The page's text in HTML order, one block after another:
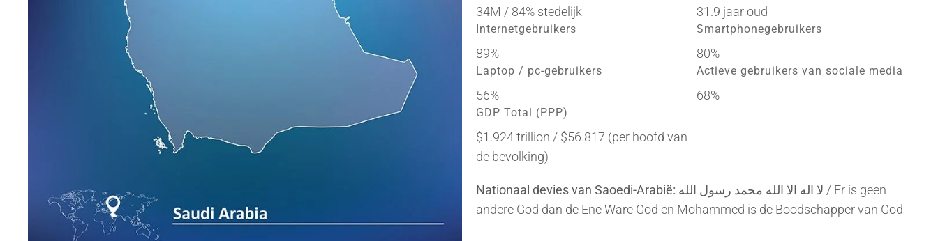
34M / 84% stedelijk 31.9 jaar oud
Internetgebruikers
89%
Smartphonegebruikers
80%
Laptop / pc-gebruikers
56%
Actieve gebruikers van sociale media
68%
GDP Total (PPP)
$1.924 trillion / $56.817 (per hoofd van
de bevolking)
Nationaal devies van Saoedi-Arabië: لا اله الا الله محمد رسول الله / Er is geen
andere God dan de Ene Ware God en Mohammed is de Boodschapper van God